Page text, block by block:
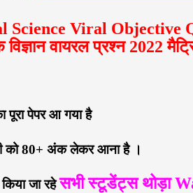
Science Viral Objective
वायरल प्रश्न 2022 मैट्रिक
पूरा पेपर आ गया है
को 80+ अंक लेकर आना है ।
जा रहेसभी स्टूडेंट्स थोड़ा